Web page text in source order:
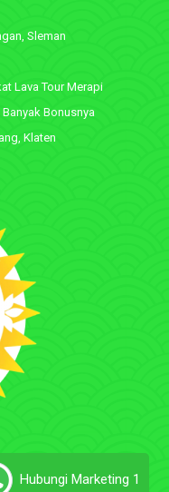
Sleman
Lava Tour Merapi
Bonusnya
Klaten
Hubungi Marketing 1